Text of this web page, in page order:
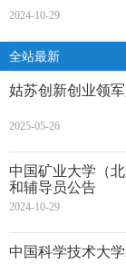
2024-10-29
全站最新
姑苏创新创业领
2025-05-26
中国矿业大学（
和辅导员公告
2024-10-29
中国科学技术大